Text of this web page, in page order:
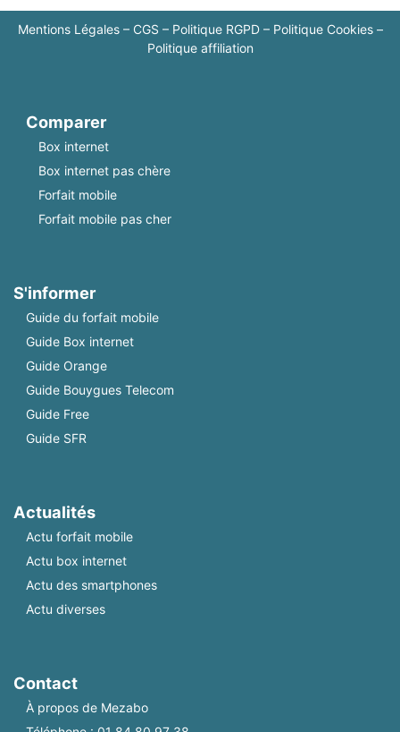
Mentions Légales– CGS – Politique RGPD– Politique Cookies–
Politique affiliation
Comparer
Box internet
Box internet pas chère
Forfait mobile
Forfait mobile pas cher
S'informer
Guide du forfait mobile
Guide Box internet
Guide Orange
Guide Bouygues Telecom
Guide Free
Guide SFR
Actualités
Actu forfait mobile
Actu box internet
Actu des smartphones
Actu diverses
Contact
À propos de Mezabo